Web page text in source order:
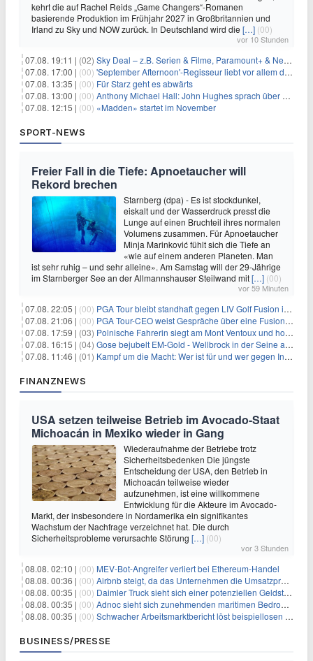
kehrt die auf Rachel Reids „Game Changers“-Romanen
basierende Produktion im Frühjahr 2027 in Großbritannien und
Irland zu Sky und NOW zurück. In Deutschland wird die […] (00)
vor 10 Stunden
07.08. 19:11 | (02) Sky Deal – z.B. Serien & Filme, Paramount+ & Netflix für 19,99€/Monat
07.08. 17:00 | (00) 'September Afternoon'-Regisseur liebt vor allem die 'Banalität' in seinen Filmen
07.08. 13:35 | (00) Für Starz geht es abwärts
07.08. 13:00 | (00) Anthony Michael Hall: John Hughes sprach über eine Fortsetzung von 'The Breakfast Club'
07.08. 12:15 | (00) «Madden» startet im November
SPORT-NEWS
Freier Fall in die Tiefe: Apnoetaucher will
Rekord brechen
Starnberg (dpa) - Es ist stockdunkel,
eiskalt und der Wasserdruck presst die
Lunge auf einen Bruchteil ihres normalen
Volumens zusammen. Für Apnoetaucher
Minja Marinković fühlt sich die Tiefe an
«wie auf einem anderen Planeten. Man
ist sehr ruhig – und sehr alleine». Am Samstag will der 29-Jährige
im Starnberger See an der Allmannshauser Steilwand mit[…] (00)
vor 59 Minuten
07.08. 22:05 | (00) PGA Tour bleibt standhaft gegen LIV Golf Fusion in einem sich wandelnden Sportumfeld
07.08. 21:06 | (00) PGA Tour-CEO weist Gespräche über eine Fusion mit LIV Golf zurück und bekräftigt die Wettbewerbslandschaft
07.08. 17:59 | (03) Polnische Fahrerin siegt am Mont Ventoux und holt Tour-Gelb
07.08. 16:15 | (04) Gose bejubelt EM-Gold - Wellbrock in der Seine ausgebremst
07.08. 11:46 | (01) Kampf um die Macht: Wer ist für und wer gegen Infantino?
FINANZNEWS
USA setzen teilweise Betrieb im Avocado-Staat
Michoacán in Mexiko wieder in Gang
Wiederaufnahme der Betriebe trotz
Sicherheitsbedenken Die jüngste
Entscheidung der USA, den Betrieb in
Michoacán teilweise wieder
aufzunehmen, ist eine willkommene
Entwicklung für die Akteure im Avocado-
Markt, der insbesondere in Nordamerika ein signifikantes
Wachstum der Nachfrage verzeichnet hat. Die durch
Sicherheitsprobleme verursachte Störung […] (00)
vor 3 Stunden
08.08. 02:10 | (00) MEV-Bot-Angreifer verliert bei Ethereum-Handel
08.08. 00:36 | (00) Airbnb steigt, da das Unternehmen die Umsatzprognose anhebt und starkes Wachstum signalisiert
08.08. 00:35 | (00) Daimler Truck sieht sich einer potenziellen Geldstrafe von 1 Milliarde Euro aufgrund von EU-Emissionsvorschriften gegenüber
08.08. 00:35 | (00) Adnoc sieht sich zunehmenden maritimen Bedrohungen angesichts regionaler Spannungen gegenüber
08.08. 00:35 | (00) Schwacher Arbeitsmarktbericht löst beispiellosen Börsenanstieg aus
BUSINESS/PRESSE